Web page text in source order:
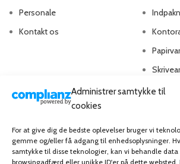
Administrer samtykke til
cookies
For at give dig de bedste oplevelser bruger vi
gemme og/eller få adgang til enhedsoplysninger.
samtykke til disse teknologier, kan vi behandle data
browsingadfærd eller unikke ID'er på dette websted.
Personale
Kontakt os
Spil &
Kontoinformationer